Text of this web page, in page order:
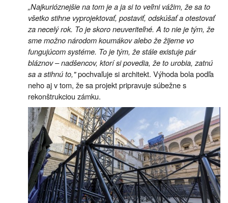
„Najkurióznejšie na tom je a ja si to veľmi vážim, že sa to
všetko stihne vyprojektovať, postaviť, odskúšať a otestovať
za necelý rok. To je skoro neuveriteľné. A to nie je tým, že
sme možno národom koumákov alebo že žijeme vo
fungujúcom systéme. To je tým, že stále existuje pár
bláznov – nadšencov, ktorí si povedia, že to urobia, zatnú
sa a stihnú to,"pochvaľuje si architekt. Výhoda bola podľa
neho aj v tom, že sa projekt pripravuje súbežne s
rekonštrukciou zámku.